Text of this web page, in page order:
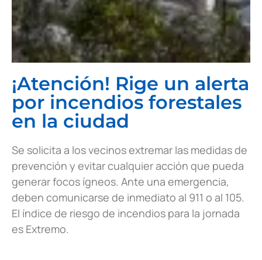
¡Atención! Rige un alerta
por incendios forestales
en la ciudad
Se solicita a los vecinos extremar las medidas de
prevención y evitar cualquier acción que pueda
generar focos ígneos. Ante una emergencia,
deben comunicarse de inmediato al 911 o al 105.
El índice de riesgo de incendios para la jornada
es Extremo.